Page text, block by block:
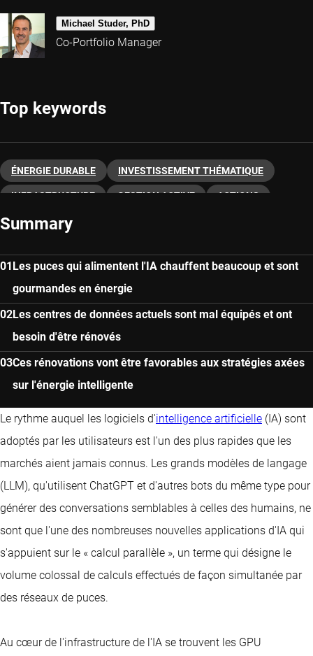
Michael Studer, PhD
Co-Portfolio Manager
Top keywords
ÉNERGIE DURABLE INVESTISSEMENT THÉMATIQUE
INFRASTRUCTURE GESTION ACTIVE ACTIONS
Summary
Les puces qui alimentent l'IA chauffent beaucoup et sont
gourmandes en énergie
Les centres de données actuels sont mal équipés et ont
besoin d'être rénovés
Ces rénovations vont être favorables aux stratégies axées
sur l'énergie intelligente
Le rythme auquel les logiciels d'intelligence artificielle (IA) sont
adoptés par les utilisateurs est l'un des plus rapides que les
marchés aient jamais connus. Les grands modèles de langage
(LLM), qu'utilisent ChatGPT et d'autres bots du même type pour
générer des conversations semblables à celles des humains, ne
sont que l'une des nombreuses nouvelles applications d'IA qui
s'appuient sur le « calcul parallèle », un terme qui désigne le
volume colossal de calculs effectués de façon simultanée par
des réseaux de puces.
Au cœur de l'infrastructure de l'IA se trouvent les GPU